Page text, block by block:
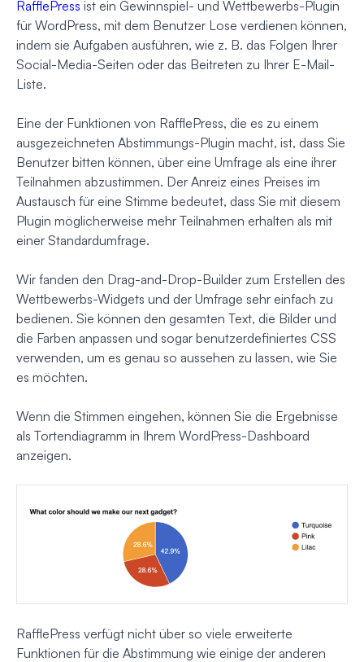
RafflePress ist ein Gewinnspiel- und Wettbewerbs-Plugin
für WordPress, mit dem Benutzer Lose verdienen können,
indem sie Aufgaben ausführen, wie z. B. das Folgen Ihrer
Social-Media-Seiten oder das Beitreten zu Ihrer E-Mail-
Liste.
Eine der Funktionen von RafflePress, die es zu einem
ausgezeichneten Abstimmungs-Plugin macht, ist, dass Sie
Benutzer bitten können, über eine Umfrage als eine ihrer
Teilnahmen abzustimmen. Der Anreiz eines Preises im
Austausch für eine Stimme bedeutet, dass Sie mit diesem
Plugin möglicherweise mehr Teilnahmen erhalten als mit
einer Standardumfrage.
Wir fanden den Drag-and-Drop-Builder zum Erstellen des
Wettbewerbs-Widgets und der Umfrage sehr einfach zu
bedienen. Sie können den gesamten Text, die Bilder und
die Farben anpassen und sogar benutzerdefiniertes CSS
verwenden, um es genau so aussehen zu lassen, wie Sie
es möchten.
Wenn die Stimmen eingehen, können Sie die Ergebnisse
als Tortendiagramm in Ihrem WordPress-Dashboard
anzeigen.
RafflePress verfügt nicht über so viele erweiterte
Funktionen für die Abstimmung wie einige der anderen